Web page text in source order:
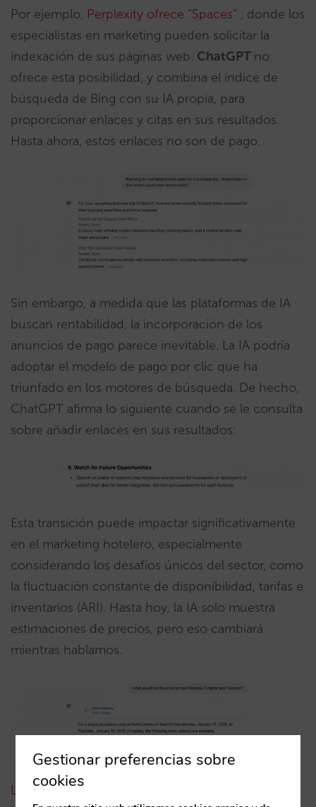
Por ejemplo, Perplexity ofrece “Spaces” , donde los
especialistas en marketing pueden solicitar la
indexación de sus páginas web. ChatGPT no
ofrece esta posibilidad, y combina el índice de
búsqueda de Bing con su IA propia, para
proporcionar enlaces y citas en sus resultados.
Hasta ahora, estos enlaces no son de pago.
Sin embargo, a medida que las plataformas de IA
buscan rentabilidad, la incorporación de los
anuncios de pago parece inevitable. La IA podría
adoptar el modelo de pago por clic que ha
triunfado en los motores de búsqueda. De hecho,
ChatGPT afirma lo siguiente cuando se le consulta
sobre añadir enlaces en sus resultados:
Esta transición puede impactar significativamente
en el marketing hotelero, especialmente
considerando los desafíos únicos del sector, como
la fluctuación constante de disponibilidad, tarifas e
inventarios (ARI). Hasta hoy, la IA solo muestra
estimaciones de precios, pero eso cambiará
mientras hablamos.
La incorporación de ARI en tiempo real
Gestionar preferencias sobre
cookies